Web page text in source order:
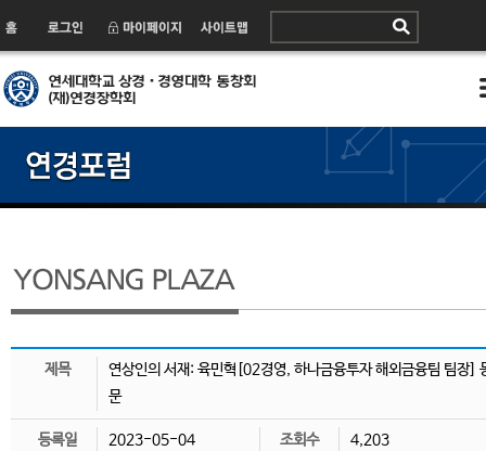
제목
연상인의 서재: 육민혁[02경영, 하나금융투자 해외금융팀 팀장]
문
등록일 2023-05-04 조회수 4,203